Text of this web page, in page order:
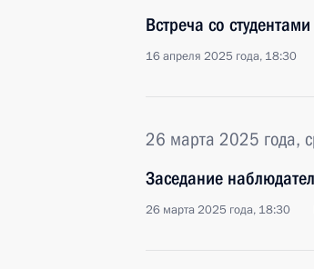
Встреча со
16 апреля 2025 года, 18:30
26 марта 2025 года,
Заседание
26 марта 2025 года, 18:30